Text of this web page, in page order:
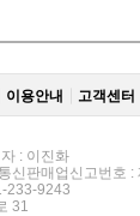
이용안내 고객센터
: 이진화
신판매업신고번호
233-9243
31